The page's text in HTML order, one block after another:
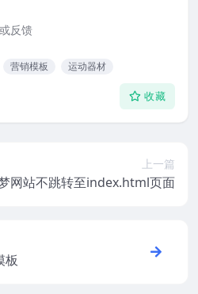
反馈
营销模板 运动器材
收藏
上一篇
网站不跳转至index.html页面
板